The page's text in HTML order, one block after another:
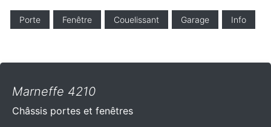
Porte Fenêtre Couelissant Garage Info
Marneffe 4210
Châssis portes et fenêtres